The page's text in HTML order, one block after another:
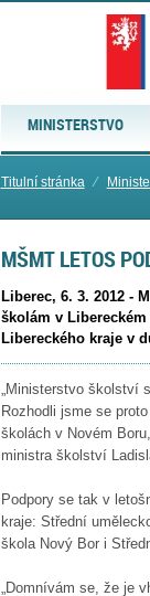
MINISTERSTVO
Titulní stránka ⁄
MŠMT LETOS
Liberec, 6. 3. 2012 -
školám v
Libereckého kraje v
„Ministerstvo
Rozhodli jsme se
školách v Novém
ministra školství
Podpory se tak v
kraje: Střední
škola Nový Bor i
„Domnívám se, že je